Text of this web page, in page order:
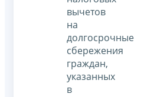
вычетов
на
долгосрочные
сбережения
граждан,
указанных
в